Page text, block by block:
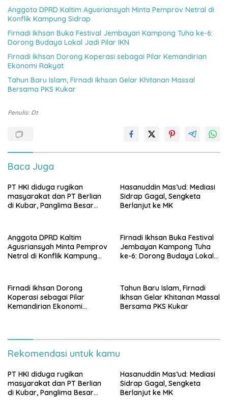
Anggota DPRD Kaltim Agusriansyah Minta Pemprov Netral di
Konflik Kampung Sidrap
Firnadi Ikhsan Buka Festival Jembayan Kampong Tuha ke-6:
Dorong Budaya Lokal Jadi Pilar IKN
Firnadi Ikhsan Dorong Koperasi sebagai Pilar Kemandirian
Ekonomi Rakyat
Tahun Baru Islam, Firnadi Ikhsan Gelar Khitanan Massal
Bersama PKS Kukar
Penulis: Dt
Baca Juga
PT HKI diduga rugikan
masyarakat dan PT Berlian
di Kubar, Panglima Besar
Hasanuddin Mas’ud: Mediasi
Sidrap Gagal, Sengketa
Berlanjut ke MK
Anggota DPRD Kaltim
Agusriansyah Minta Pemprov
Netral di Konflik Kampung
Firnadi Ikhsan Buka Festival
Jembayan Kampong Tuha
ke-6: Dorong Budaya Lokal
Firnadi Ikhsan Dorong
Koperasi sebagai Pilar
Kemandirian Ekonomi
Tahun Baru Islam, Firnadi
Ikhsan Gelar Khitanan Massal
Bersama PKS Kukar
Rekomendasi untuk kamu
PT HKI diduga rugikan
masyarakat dan PT Berlian
di Kubar, Panglima Besar
Hasanuddin Mas’ud: Mediasi
Sidrap Gagal, Sengketa
Berlanjut ke MK